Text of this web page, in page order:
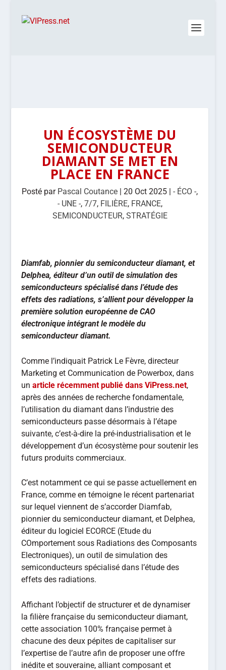
UN ÉCOSYSTÈME DU
SEMICONDUCTEUR
DIAMANT SE MET EN
PLACE EN FRANCE
Posté par Pascal Coutance |20 Oct 2025 |- ÉCO -,
- UNE -, 7/7, FILIÈRE, FRANCE,
SEMICONDUCTEUR, STRATÉGIE
Diamfab, pionnier du semiconducteur diamant, et
Delphea, éditeur d’un outil de simulation des
semiconducteurs spécialisé dans l’étude des
effets des radiations, s’allient pour développer la
première solution européenne de CAO
électronique intégrant le modèle du
semiconducteur diamant.
Comme l’indiquait Patrick Le Fèvre, directeur
Marketing et Communication de Powerbox, dans
unarticle récemment publié dans ViPress.net,
après des années de recherche fondamentale,
l’utilisation du diamant dans l’industrie des
semiconducteurs passe désormais à l’étape
suivante, c’est-à-dire la pré-industrialisation et le
développement d’un écosystème pour soutenir les
futurs produits commerciaux.
C’est notamment ce qui se passe actuellement en
France, comme en témoigne le récent partenariat
sur lequel viennent de s’accorder Diamfab,
pionnier du semiconducteur diamant, et Delphea,
éditeur du logiciel ECORCE (Etude du
COmportement sous Radiations des Composants
Electroniques), un outil de simulation des
semiconducteurs spécialisé dans l’étude des
effets des radiations.
Affichant l’objectif de structurer et de dynamiser
la filière française du semiconducteur diamant,
cette association 100% française permet à
chacune des deux pépites de capitaliser sur
l’expertise de l’autre afin de proposer une offre
inédite et souveraine, alliant composant et